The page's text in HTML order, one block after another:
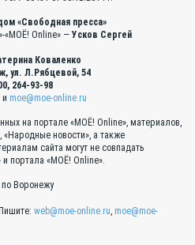
«Свободная пресса»
«МОЁ! Online» — Усков Сергей
Коваленко
ул. Л.Рябцевой, 54
264-93-98
и moe@moe-online.ru
на портале «МОЁ! Online», материалов,
новости», а также
сайта могут не совпадать
портала «МОЁ! Online».
Воронежу
web@moe-online.ru, moe@moe-